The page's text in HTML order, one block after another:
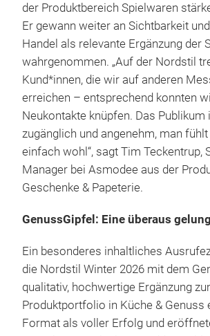
der Produktbereich Spielwaren
Er gewann weiter an Sichtbarkeit
Handel als relevante Ergänzung der
wahrgenommen. „Auf der Nordstil
Kund*innen, die wir auf anderen
erreichen – entsprechend konnten
Neukontakte knüpfen. Das Publikum
zugänglich und angenehm, man
einfach wohl“, sagt Tim Teckentrup,
Manager bei Asmodee aus der
Geschenke & Papeterie.
GenussGipfel: Eine überaus
Ein besonderes inhaltliches
die Nordstil Winter 2026 mit dem
qualitativ, hochwertige Ergänzung
Produktportfolio in Küche & Genuss
Format als voller Erfolg und